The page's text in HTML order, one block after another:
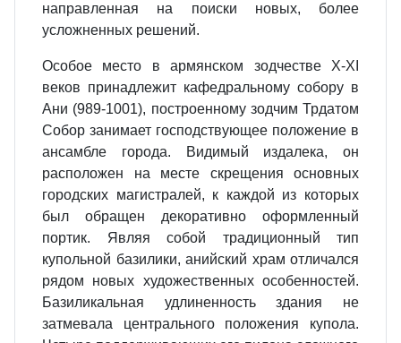
направленная на поиски новых, более
усложненных реше­ний.
Особое место в армянском зодчестве X-XI
веков принадлежит кафед­ральному собору в
Ани (989-1001), построенному зодчим Трдатом
Собор занимает господствующее по­ложение в
ансамбле города. Види­мый издалека, он
расположен на месте скрещения основных
город­ских магистралей, к каждой из ко­торых
был обращен декоративно оформленный
портик. Являя собой традиционный тип
купольной бази­лики, анийский храм отличался
ря­дом новых художественных особен­ностей.
Базиликальная удлинен­ность здания не
затмевала централь­ного положения купола.